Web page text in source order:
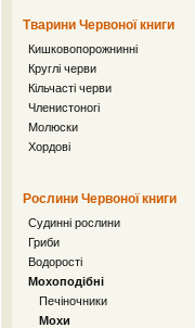
Тварини Червоної книги
Кишковопорожнинні
Круглі черви
Кільчасті черви
Членистоногі
Молюски
Хордові
Рослини Червоної книги
Судинні рослини
Гриби
Водорості
Мохоподібні
Печіночники
Мохи